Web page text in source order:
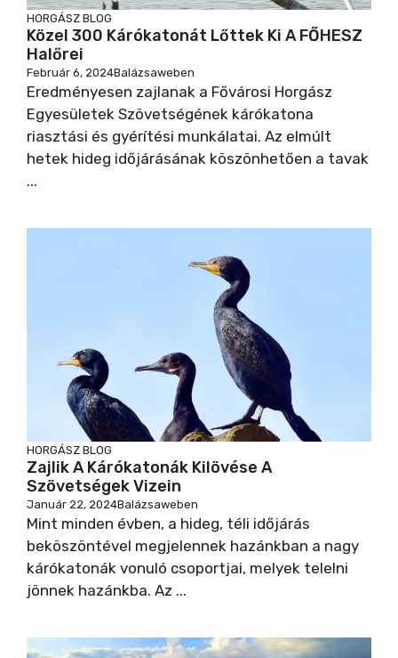
HORGÁSZ BLOG
Közel 300 Kárókatonát Lőttek Ki A FŐHESZ
Halőrei
Február 6, 2024Balázsaweben
Eredményesen zajlanak a Fővárosi Horgász
Egyesületek Szövetségének kárókatona
riasztási és gyérítési munkálatai. Az elmúlt
hetek hideg időjárásának köszönhetően a tavak
...
HORGÁSZ BLOG
Zajlik A Kárókatonák Kilövése A
Szövetségek Vizein
Január 22, 2024Balázsaweben
Mint minden évben, a hideg, téli időjárás
beköszöntével megjelennek hazánkban a nagy
kárókatonák vonuló csoportjai, melyek telelni
jönnek hazánkba. Az ...